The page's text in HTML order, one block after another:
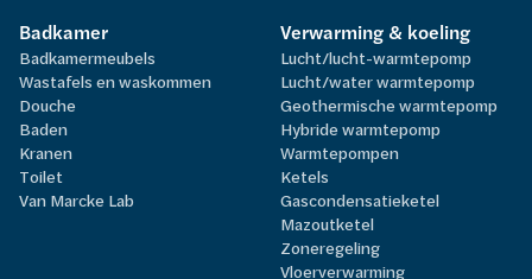
Badkamer
Badkamermeubels
Wastafels en waskommen
Douche
Baden
Kranen
Toilet
Van Marcke Lab
Verwarming & koeling
Lucht/lucht-warmtepomp
Lucht/water warmtepomp
Geothermische warmtepomp
Hybride warmtepomp
Warmtepompen
Ketels
Gascondensatieketel
Mazoutketel
Zoneregeling
Vloerverwarming